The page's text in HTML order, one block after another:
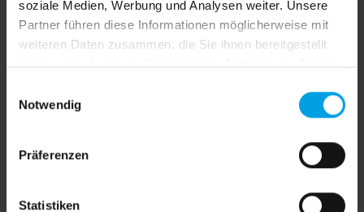
soziale Medien, Werbung und Analysen weiter. Unsere
Partner führen diese Informationen möglicherweise mit
weiteren Daten zusammen, die Sie ihnen bereitgestellt
haben oder die sie im Rahmen Ihrer Nutzung der Dienste
Notwendig
Präferenzen
Statistiken